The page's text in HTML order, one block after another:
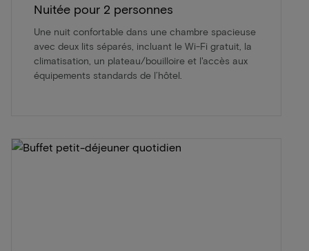
Nuitée pour 2 personnes
Une nuit confortable dans une chambre spacieuse
avec deux lits séparés, incluant le Wi-Fi gratuit, la
climatisation, un plateau/bouilloire et l'accès aux
équipements standards de l’hôtel.